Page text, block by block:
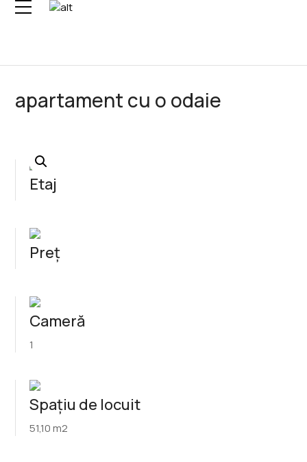
Skip
apartament cu o odaie
Etaj
Preț
Cameră
1
Spațiu de locuit
51,10 m2